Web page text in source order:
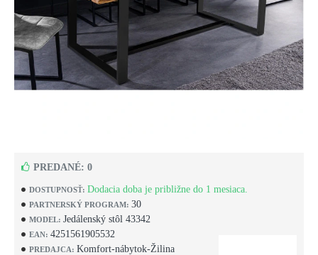
DOSTUPNOSŤ: Dodacia doba je približne do 1 mesiaca.
PARTNERSKÝ PROGRAM: 30
MODEL: Jedálenský stôl 43342
EAN: 4251561905532
PREDAJCA: Komfort-nábytok-Žilina
PREDANÉ: 0